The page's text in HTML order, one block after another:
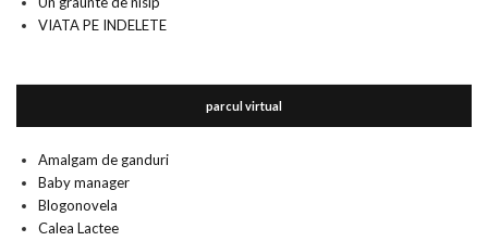
VIATA PE INDELETE
parcul virtual
Amalgam de ganduri
Baby manager
Blogonovela
Calea Lactee